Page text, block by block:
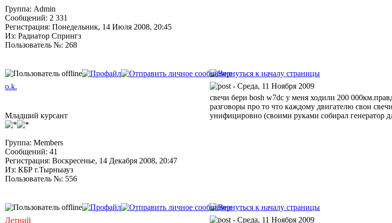
Группа: Admin
Сообщений: 2 331
Регистрация: Понедельник, 14 Июля 2008, 20:45
Из: Радиатор Спрингз
Пользователь №: 268
o.k. - Среда, 11 Ноября 2009
Младший курсант
Группа: Members
Сообщений: 41
Регистрация: Воскресенье, 14 Декабря 2008, 20:47
Из: КБР г.Тырныауз
Пользователь №: 556
свечи бери bosh w7dc у меня ходили 200
разговоры про то что каждому двигателю свои
унифицировно (своими руками собирал генератор
Летний - Среда, 11 Ноября 2009